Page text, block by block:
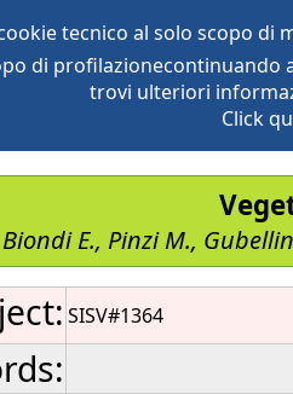
tecnico al solo scopo di
di
trovi ulteriori
Click
vegetation global db
Biondi E., Pinzi M.,
SISV#1364